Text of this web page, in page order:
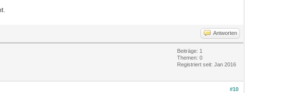
Antworten
Beiträge: 1
Themen: 0
Registriert seit: Jan 2016
#10